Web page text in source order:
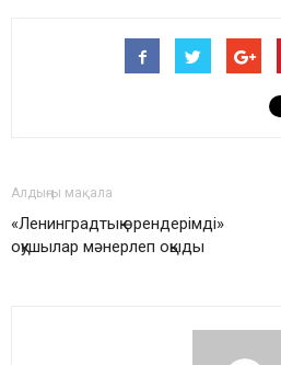
Алдыңғы мақала
«Ленинградтық өрендерімді»
оқушылар мәнерлеп оқыды